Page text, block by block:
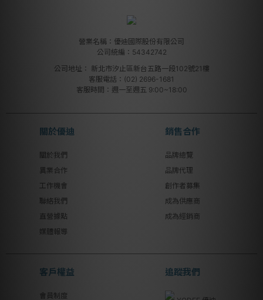
營業名稱：優迪國際股份有限公司
公司統編：54342742
公司地址： 新北市汐止區新台五路一段102號21樓
客服電話：(02) 2696-1681
客服時間：週一至週五 9:00~18:00
關於優迪
關於我們
異業合作
工作機會
聯絡我們
直營據點
媒體報導
銷售合作
品牌總覽
品牌代理
創作者募集
成為供應商
成為經銷商
客戶權益
會員制度
追蹤我們